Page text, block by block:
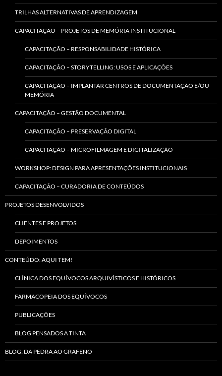
TRILHAS ALTERNATIVAS DE APRENDIZAGEM
CAPACITAÇÃO – PROJETOS DE MEMÓRIA INSTITUCIONAL
CAPACITAÇÃO – RESPONSABILIDADE HISTÓRICA
CAPACITAÇÃO – STORYTELLING: USOS E APLICAÇÕES
CAPACITAÇÃO – IMPLANTAR CENTROS DE DOCUMENTAÇÃO E/OU
MEMÓRIA
CAPACITAÇÃO – GESTÃO DOCUMENTAL
CAPACITAÇÃO – PRESERVAÇÃO DIGITAL
CAPACITAÇÃO – MICROFILMAGEM E DIGITALIZAÇÃO
WORKSHOP: DESIGN PARA APRESENTAÇÕES INSTITUCIONAIS
CAPACITAÇÃO – CURADORIA DE CONTEÚDOS
PROJETOS DESENVOLVIDOS
CLIENTES E PROJETOS
DEPOIMENTOS
CONTEÚDO: AQUI TEM!
CLÍNICA DOS EQUÍVOCOS ARQUIVÍSTICOS E HISTÓRICOS
FARMACOPEIA DOS EQUÍVOCOS
PUBLICAÇÕES
BLOG PENSADOS A TINTA
BLOG: DA PEDRA AO GRAFENO